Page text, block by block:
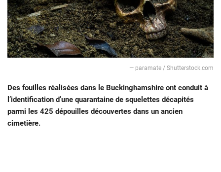
— paramate / Shutterstock.com
Des fouilles réalisées dans le Buckinghamshire ont conduit à
l’identification d’une quarantaine de squelettes décapités
parmi les 425 dépouilles découvertes dans un ancien
cimetière.